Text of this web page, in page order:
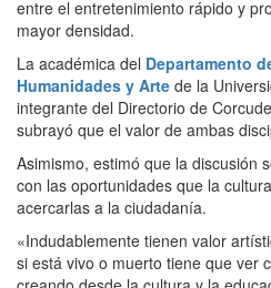
entre el entretenimiento rápido y
mayor densidad.
La académica del Departamento
Humanidades y Arte de la
integrante del Directorio de
subrayó que el valor de ambas
Asimismo, estimó que la discusión
con las oportunidades que la
acercarlas a la ciudadanía.
«Indudablemente tienen valor
si está vivo o muerto tiene que ver